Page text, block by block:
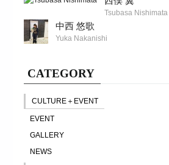
Tsubasa Nishimata
中西 悠歌
Yuka Nakanishi
CATEGORY
CULTURE＋EVENT
EVENT
GALLERY
NEWS